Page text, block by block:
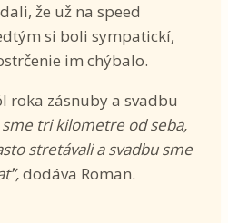
že už na speed
si boli sympatickí,
im chýbalo.
roka zásnuby a svadbu
sme tri kilometre od seba,
stretávali a svadbu sme
dodáva Roman.